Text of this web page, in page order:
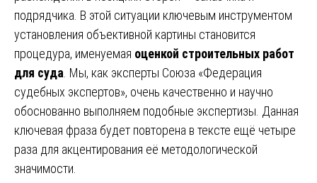
подрядчика. В этой ситуации ключевым инструментом
установления объективной картины становится
процедура, именуемая оценкой строительных работ
для суда . Мы, как эксперты Союза «Федерация
судебных экспертов», очень качественно и научно
обоснованно выполняем подобные экспертизы. Данная
ключевая фраза будет повторена в тексте ещё четыре
раза для акцентирования её методологической
значимости.